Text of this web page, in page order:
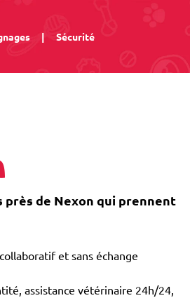
| Sécurité
près de Nexon qui prennent
et sans échange
assistance vétérinaire 24h/24,